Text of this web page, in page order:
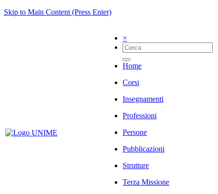
Skip to Main Content (Press Enter)
×
Home
Corsi
Insegnamenti
Professioni
Persone
Pubblicazioni
Strutture
Terza Missione